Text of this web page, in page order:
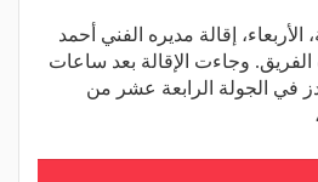
إقالة مديره الفني أحمد
وجاءت الإقالة بعد ساعات
في الجولة الرابعة عشر من